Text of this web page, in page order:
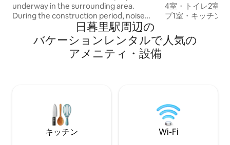
underway in the surrounding area.
During the construction period, noise
and vibrations may occur. I sincerely
apologize for any inconvenience this
may cause and kindly ask for your
understanding and cooperation.
Please feel free to contact me if you
need more information.
4室・トイレ2室
ブ1室・キッチン1室 # -寝室A（ 1階、
ブルベッド2床
と同じ -寝室D 2階リビングにソファー以
おり、人数により
の部屋で、皆んな
ングで、キッチン
料理も作って楽し
日暮里駅⁠周⁠辺⁠の
バ⁠ケ⁠ー⁠シ⁠ョ⁠ン⁠レ⁠ン⁠タ⁠ル⁠で人⁠気⁠の
ア⁠メ⁠ニ⁠テ⁠ィ⁠・⁠設⁠備
キッチン Wi-Fi